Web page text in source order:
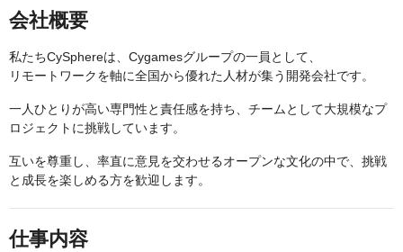
会社概要
私たちCySphereは、Cygamesグループの一員として、
リモートワークを軸に全国から優れた人材が集う開発会社です。
一人ひとりが高い専門性と責任感を持ち、チームとして大規模なプ
ロジェクトに挑戦しています。
互いを尊重し、率直に意見を交わせるオープンな文化の中で、挑戦
と成長を楽しめる方を歓迎します。
仕事内容